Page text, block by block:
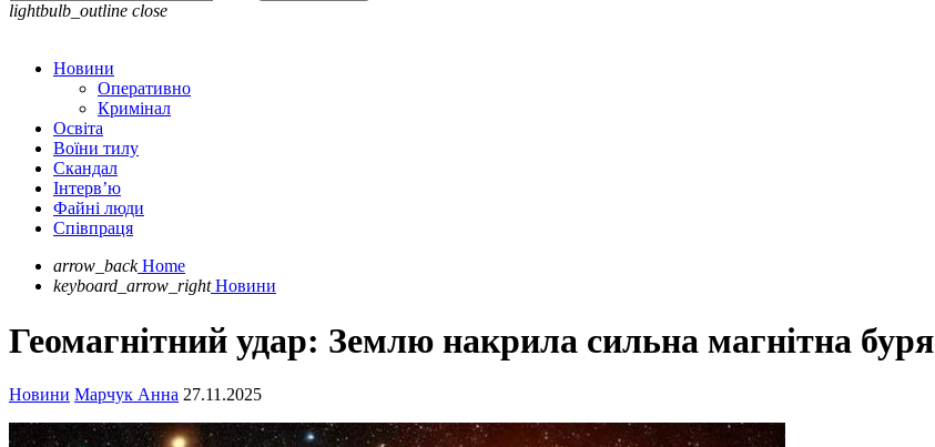
lightbulb_outline close
Новини
Оперативно
Кримінал
Освіта
Воїни тилу
Скандал
Інтерв’ю
Файні люди
Співпраця
arrow_back Home
keyboard_arrow_right Новини
Геомагнітний удар: Землю накрила сильна магнітна буря
Новини Марчук Анна 27.11.2025